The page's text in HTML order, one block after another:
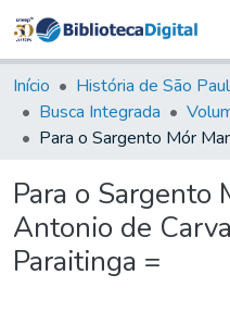
&
Início História de São
Busca Integrada
Para o Sargento
Antonio de
Paraitinga =